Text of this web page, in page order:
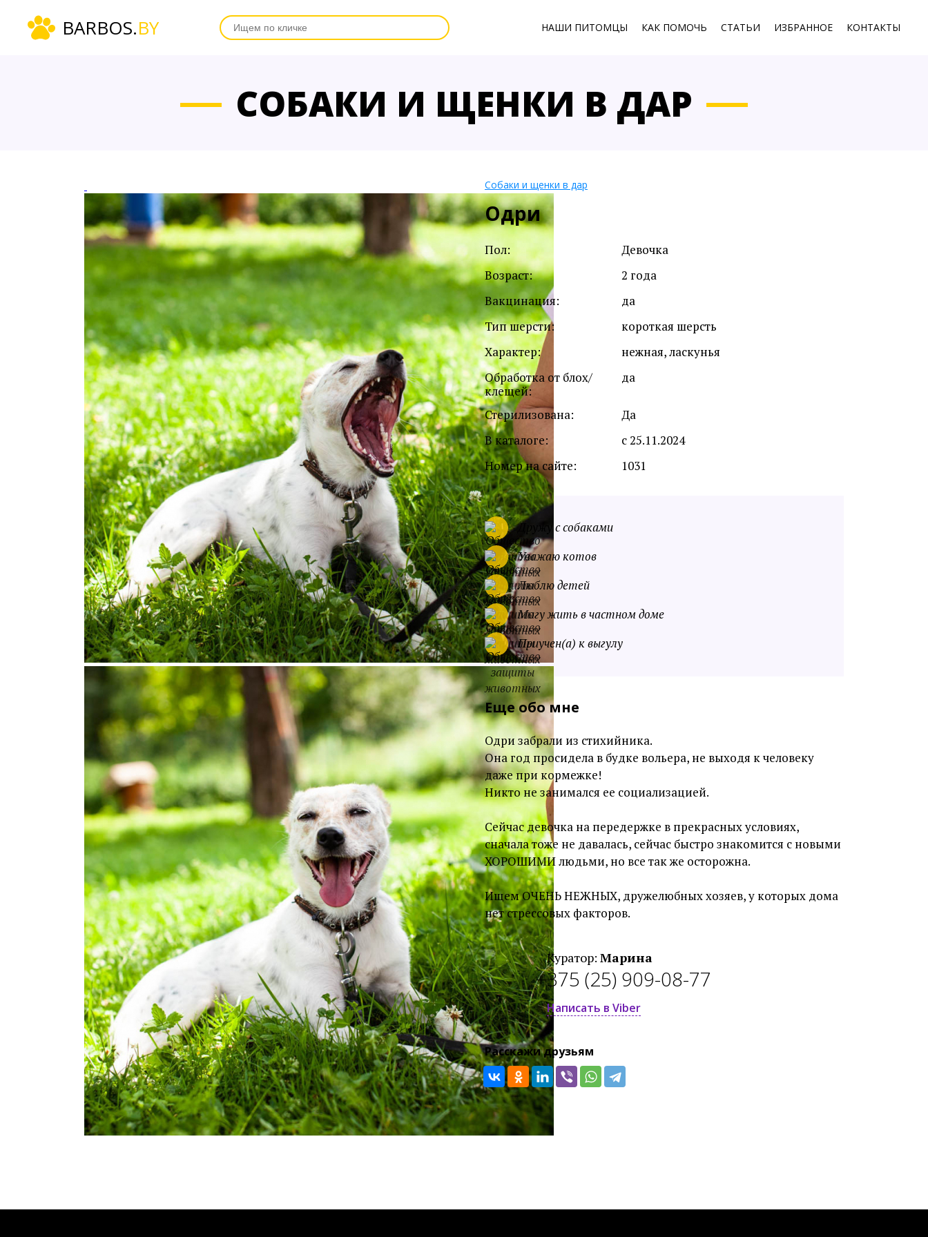
BARBOS.BY НАШИ ПИТОМЦЫ КАК ПОМОЧЬ СТАТЬИ ИЗБРАННОЕ КОНТАКТЫ
СОБАКИ И ЩЕНКИ В ДАР
Собаки и щенки в дар
Одри
Пол:
Девочка
Возраст:
2 года
Вакцинация:
да
Тип шерсти:
короткая шерсть
Характер:
нежная, ласкунья
Обработка от блох/
клещей:
да
Стерилизована:
Да
В каталоге:
с 25.11.2024
Номер на сайте:
1031
Дружу с собаками
Уважаю котов
Люблю детей
Могу жить в частном доме
Приучен(а) к выгулу
Еще обо мне
Одри забрали из стихийника.
Она год просидела в будке вольера, не выходя к человеку
даже при кормежке!
Никто не занимался ее социализацией.
Сейчас девочка на передержке в прекрасных условиях,
сначала тоже не давалась, сейчас быстро знакомится с новыми
ХОРОШИМИ людьми, но все так же осторожна.
Ищем ОЧЕНЬ НЕЖНЫХ, дружелюбных хозяев, у которых дома
нет стрессовых факторов.
Куратор: Марина
+375 (25) 909-08-77
Написать в Viber
Расскажи друзьям